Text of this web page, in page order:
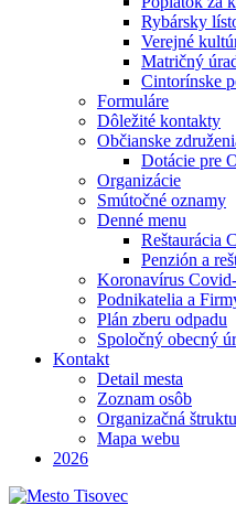
Rybársky
Verejné
Matričný
Cintorínske
Formuláre
Dôležité kontakty
Občianske
Dotácie pre
Organizácie
Smútočné oznamy
Denné menu
Reštaurácia
Penzión a
Koronavírus
Podnikatelia a
Plán zberu odpadu
Spoločný obecný
Kontakt
Detail mesta
Zoznam osôb
Organizačná
Mapa webu
2026